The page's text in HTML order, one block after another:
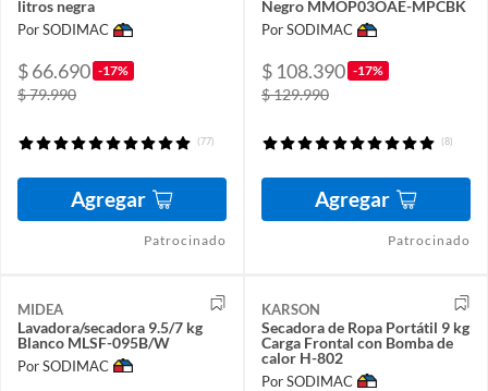
litros negra
Por SODIMAC
$ 66.690 -17%
$ 79.990
(77)
Agregar
Patrocinado
Negro MMOP03OAE-MPCBK
Por SODIMAC
$ 108.390 -17%
$ 129.990
(8)
Agregar
Patrocinado
MIDEA
Lavadora/secadora 9.5/7 kg
Blanco MLSF-095B/W
Por SODIMAC
KARSON
Secadora de Ropa Portátil 9 kg
Carga Frontal con Bomba de
calor H-802
Por SODIMAC